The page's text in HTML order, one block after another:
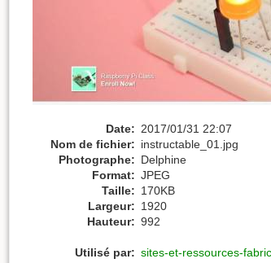
Date: 2017/01/31 22:07
Nom de fichier: instructable_01.jpg
Photographe: Delphine
Format: JPEG
Taille: 170KB
Largeur: 1920
Hauteur: 992
Utilisé par: sites-et-ressources-